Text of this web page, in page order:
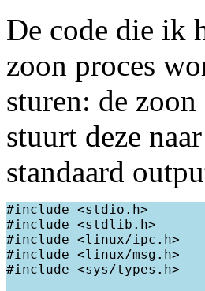
De code die ik
zoon proces
sturen: de
stuurt deze
standaard
#include <stdio.h>
#include <stdlib.h>
#include <linux/ipc.h>
#include <linux/msg.h>
#include <sys/types.h>